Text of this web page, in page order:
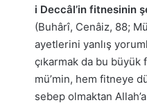
i Deccâl’in fitnesinin
(Buhârî, Cenâiz, 88;
ayetlerini yanlış
çıkarmak da bu
mü’min, hem fitneye
sebep olmaktan Allah’a